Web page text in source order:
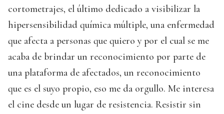
cortometrajes, el último dedicado a visibilizar la
hipersensibilidad química múltiple, una enfermedad
que afecta a personas que quiero y por el cual se me
acaba de brindar un reconocimiento por parte de
una plataforma de afectados, un reconocimiento
que es el suyo propio, eso me da orgullo. Me interesa
el cine desde un lugar de resistencia. Resistir sin